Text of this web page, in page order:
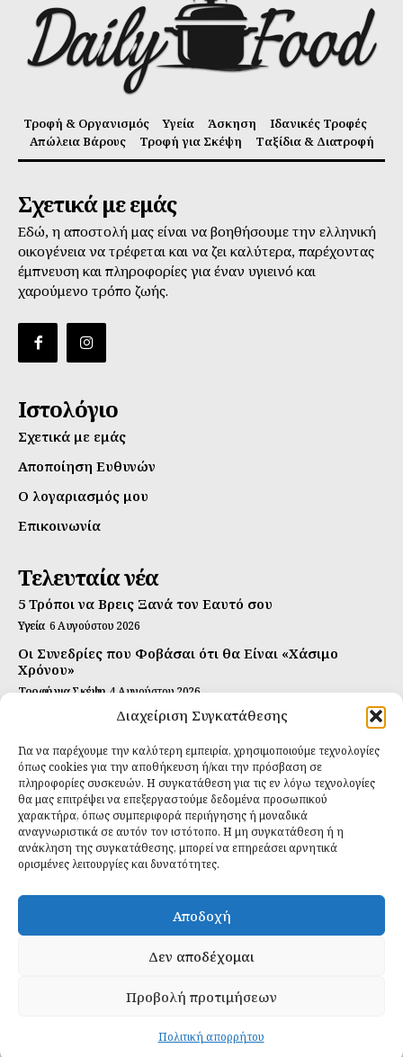
Διαχείριση Συγκατάθεσης
Για να παρέχουμε την καλύτερη εμπειρία, χρησιμοποιούμε τεχνολογίες
όπως cookies για την αποθήκευση ή/και την πρόσβαση σε
πληροφορίες συσκευών. Η συγκατάθεση για τις εν λόγω τεχνολογίες
θα μας επιτρέψει να επεξεργαστούμε δεδομένα προσωπικού
χαρακτήρα, όπως συμπεριφορά περιήγησης ή μοναδικά
αναγνωριστικά σε αυτόν τον ιστότοπο. Η μη συγκατάθεση ή η
ανάκληση της συγκατάθεσης, μπορεί να επηρεάσει αρνητικά
ορισμένες λειτουργίες και δυνατότητες.
Αποδοχή
Δεν αποδέχομαι
Προβολή προτιμήσεων
Πολιτική απορρήτου
Τροφή & Οργανισμός Υγεία Άσκηση
Ιδανικές Τροφές
Απώλεια Βάρους
Τροφή για Σκέψη Ταξίδια & Διατροφή
Σχετικά με εμάς
Εδώ, η αποστολή μας είναι να βοηθήσουμε την ελληνική
οικογένεια να τρέφεται και να ζει καλύτερα, παρέχοντας
έμπνευση και πληροφορίες για έναν υγιεινό και
χαρούμενο τρόπο ζωής.
Ιστολόγιο
Σχετικά με εμάς
Αποποίηση Ευθυνών
Ο λογαριασμός μου
Επικοινωνία
Τελευταία νέα
5 Τρόποι να Βρεις Ξανά τον Εαυτό σου
Υγεία 6 Αυγούστου 2026
Οι Συνεδρίες που Φοβάσαι ότι θα Είναι «Χάσιμο
Χρόνου»
Τροφή για Σκέψη 4 Αυγούστου 2026
Αυτή Είναι η Συνταγή για Τέλεια Κομπούτσα
Ιδανικές Τροφές 26 Ιουλίου 2026
Εγγραφείτε
ΕΓΓΡΑΦΉ
Έχω διαβάσει και δέχομαι τηνπολιτική απορρήτου
Creative.